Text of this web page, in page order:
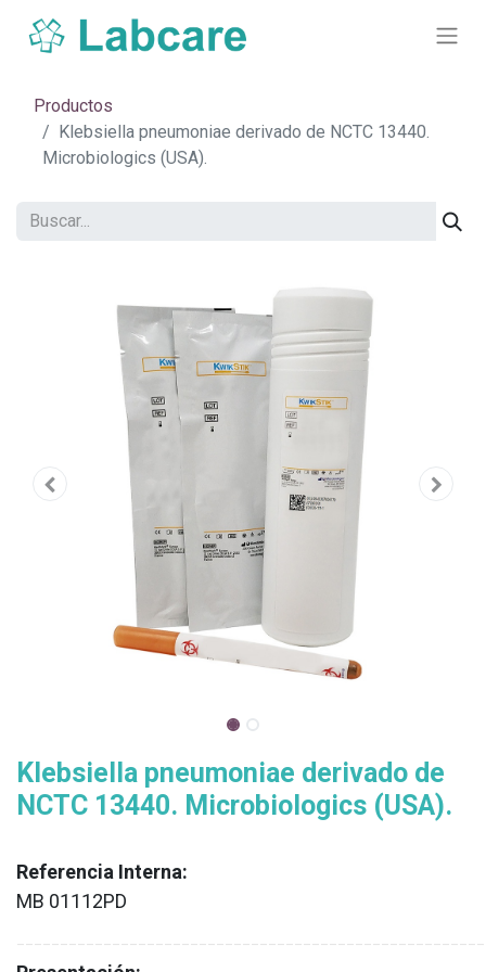
Productos
Klebsiella pneumoniae derivado de NCTC 13440.
Microbiologics (USA).
Klebsiella pneumoniae derivado de
NCTC 13440. Microbiologics (USA).
Referencia Interna:
MB 01112PD